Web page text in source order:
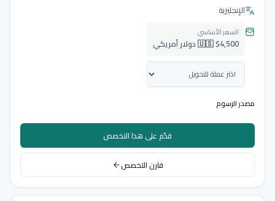
الإنجليزية
السعر الأساسي
🇺🇸 $4,500 دولار أمريكي
مصدر الرسوم
قدّم على هذا التخصص
قارن التخصص